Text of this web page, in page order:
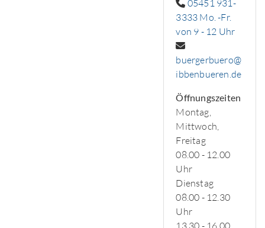
05451 931-
3333 Mo. -Fr.
von 9 - 12 Uhr
buergerbuero@
ibbenbueren.de
Öffnungszeiten
Montag,
Mittwoch,
Freitag
08.00 - 12.00
Uhr
Dienstag
08.00 - 12.30
Uhr
13.30 - 16.00